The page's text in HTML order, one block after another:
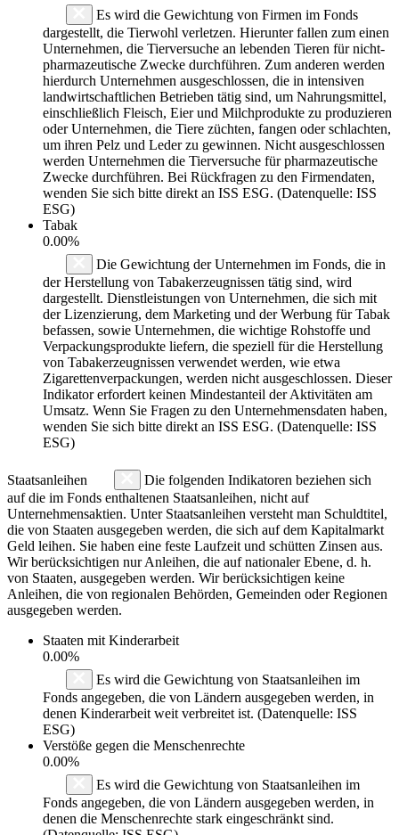
Es wird die Gewichtung von Firmen im Fonds
dargestellt, die Tierwohl verletzen. Hierunter fallen zum einen
Unternehmen, die Tierversuche an lebenden Tieren für nicht-
pharmazeutische Zwecke durchführen. Zum anderen werden
hierdurch Unternehmen ausgeschlossen, die in intensiven
landwirtschaftlichen Betrieben tätig sind, um Nahrungsmittel,
einschließlich Fleisch, Eier und Milchprodukte zu produzieren
oder Unternehmen, die Tiere züchten, fangen oder schlachten,
um ihren Pelz und Leder zu gewinnen. Nicht ausgeschlossen
werden Unternehmen die Tierversuche für pharmazeutische
Zwecke durchführen. Bei Rückfragen zu den Firmendaten,
wenden Sie sich bitte direkt an ISS ESG. (Datenquelle: ISS
ESG)
Tabak
0.00%
Die Gewichtung der Unternehmen im Fonds, die in
der Herstellung von Tabakerzeugnissen tätig sind, wird
dargestellt. Dienstleistungen von Unternehmen, die sich mit
der Lizenzierung, dem Marketing und der Werbung für Tabak
befassen, sowie Unternehmen, die wichtige Rohstoffe und
Verpackungsprodukte liefern, die speziell für die Herstellung
von Tabakerzeugnissen verwendet werden, wie etwa
Zigarettenverpackungen, werden nicht ausgeschlossen. Dieser
Indikator erfordert keinen Mindestanteil der Aktivitäten am
Umsatz. Wenn Sie Fragen zu den Unternehmensdaten haben,
wenden Sie sich bitte direkt an ISS ESG. (Datenquelle: ISS
ESG)
Staatsanleihen
Die folgenden Indikatoren beziehen sich
auf die im Fonds enthaltenen Staatsanleihen, nicht auf
Unternehmensaktien. Unter Staatsanleihen versteht man Schuldtitel,
die von Staaten ausgegeben werden, die sich auf dem Kapitalmarkt
Geld leihen. Sie haben eine feste Laufzeit und schütten Zinsen aus.
Wir berücksichtigen nur Anleihen, die auf nationaler Ebene, d. h.
von Staaten, ausgegeben werden. Wir berücksichtigen keine
Anleihen, die von regionalen Behörden, Gemeinden oder Regionen
ausgegeben werden.
Staaten mit Kinderarbeit
0.00%
Es wird die Gewichtung von Staatsanleihen im
Fonds angegeben, die von Ländern ausgegeben werden, in
denen Kinderarbeit weit verbreitet ist. (Datenquelle: ISS
ESG)
Verstöße gegen die Menschenrechte
0.00%
Es wird die Gewichtung von Staatsanleihen im
Fonds angegeben, die von Ländern ausgegeben werden, in
denen die Menschenrechte stark eingeschränkt sind.